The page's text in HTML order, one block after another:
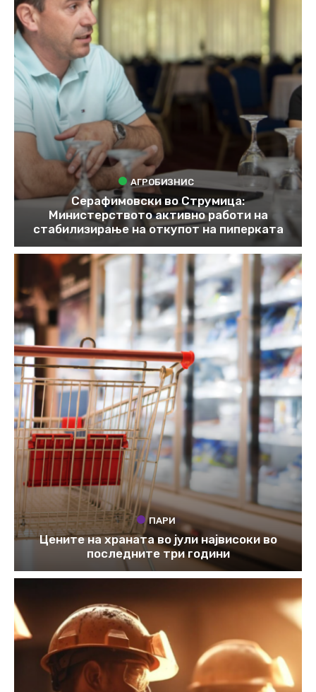
АГРОБИЗНИС
Серафимовски во Струмица:
Министерството активно работи на
стабилизирање на откупот на пиперката
ПАРИ
Цените на храната во јули највисоки во
последните три години